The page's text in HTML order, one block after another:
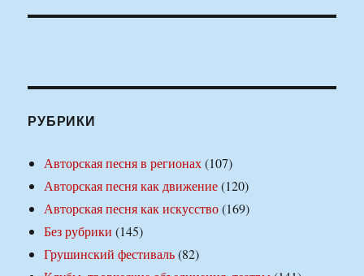
РУБРИКИ
Авторская песня в регионах(107)
Авторская песня как движение(120)
Авторская песня как искусство(169)
Без рубрики (145)
Грушинский фестиваль(82)